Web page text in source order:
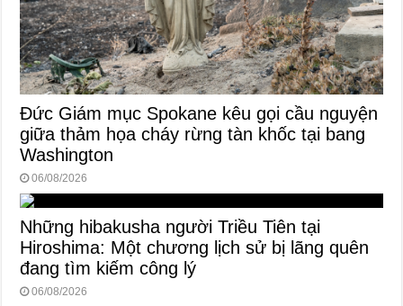
Đức Giám mục Spokane kêu gọi cầu nguyện
giữa thảm họa cháy rừng tàn khốc tại bang
Washington
06/08/2026
Những hibakusha người Triều Tiên tại
Hiroshima: Một chương lịch sử bị lãng quên
đang tìm kiếm công lý
06/08/2026